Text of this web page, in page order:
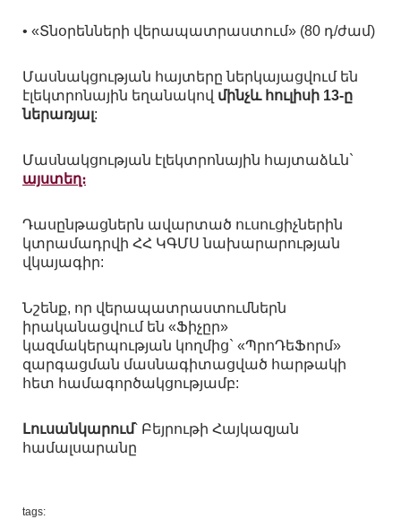
• «Տնօրենների վերապատրաստում» (80 դ/ժամ)
Մասնակցության հայտերը ներկայացվում են
էլեկտրոնային եղանակով մինչև հուլիսի 13-ը
ներառյալ:
Մասնակցության էլեկտրոնային հայտաձևն`
այստեղ։
Դասընթացներն ավարտած ուսուցիչներին
կտրամադրվի ՀՀ ԿԳՄՍ նախարարության
վկայագիր:
Նշենք, որ վերապատրաստումներն
իրականացվում են «Ֆիչըր»
կազմակերպության կողմից` «ՊրոԴեՖորմ»
զարգացման մասնագիտացված հարթակի
հետ համագործակցությամբ:
Լուսանկարում՝ Բեյրութի Հայկազյան
համալսարանը
tags: